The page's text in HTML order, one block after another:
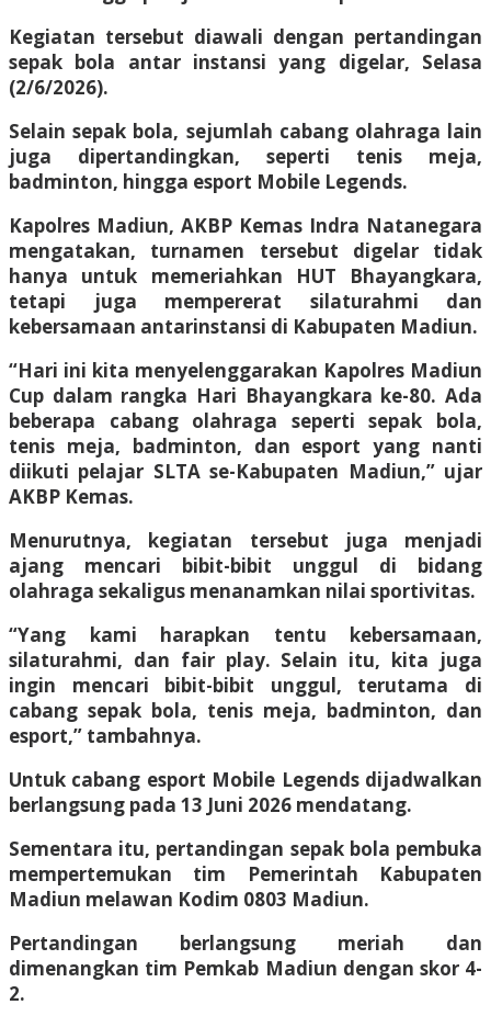
Kegiatan tersebut diawali dengan pertandingan
sepak bola antar instansi yang digelar, Selasa
(2/6/2026).
Selain sepak bola, sejumlah cabang olahraga lain
juga dipertandingkan, seperti tenis meja,
badminton, hingga esport Mobile Legends.
Kapolres Madiun, AKBP Kemas Indra Natanegara
mengatakan, turnamen tersebut digelar tidak
hanya untuk memeriahkan HUT Bhayangkara,
tetapi juga mempererat silaturahmi dan
kebersamaan antarinstansi di Kabupaten Madiun.
“Hari ini kita menyelenggarakan Kapolres Madiun
Cup dalam rangka Hari Bhayangkara ke-80. Ada
beberapa cabang olahraga seperti sepak bola,
tenis meja, badminton, dan esport yang nanti
diikuti pelajar SLTA se-Kabupaten Madiun,” ujar
AKBP Kemas.
Menurutnya, kegiatan tersebut juga menjadi
ajang mencari bibit-bibit unggul di bidang
olahraga sekaligus menanamkan nilai sportivitas.
“Yang kami harapkan tentu kebersamaan,
silaturahmi, dan fair play. Selain itu, kita juga
ingin mencari bibit-bibit unggul, terutama di
cabang sepak bola, tenis meja, badminton, dan
esport,” tambahnya.
Untuk cabang esport Mobile Legends dijadwalkan
berlangsung pada 13 Juni 2026 mendatang.
Sementara itu, pertandingan sepak bola pembuka
mempertemukan tim Pemerintah Kabupaten
Madiun melawan Kodim 0803 Madiun.
Pertandingan berlangsung meriah dan
dimenangkan tim Pemkab Madiun dengan skor 4-
2.